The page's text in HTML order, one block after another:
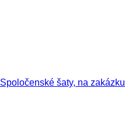
Spoločenské šaty, na zakázku